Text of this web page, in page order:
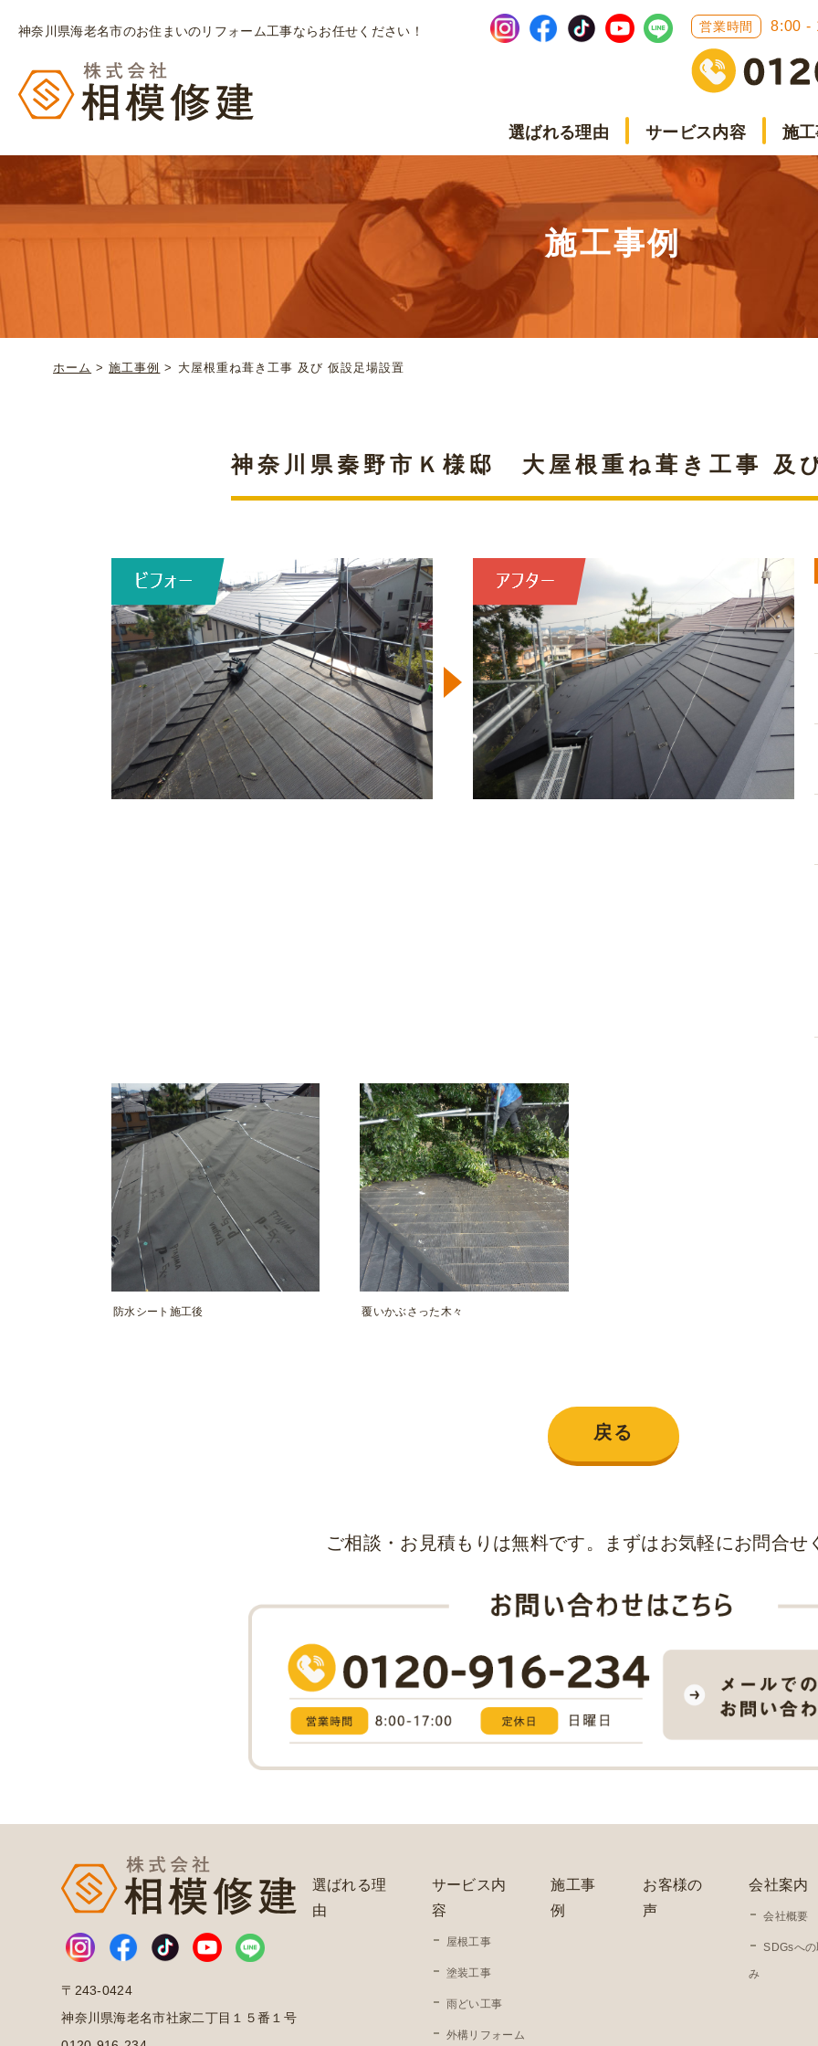
神奈川県海老名市のお住まいのリフォーム工事ならお任せください！ 営業時間 8:00 -
選ばれる理由 サービス内容 施工
施工事例
ホーム >施工事例 > 大屋根重ね葺き工事 及び 仮設足場設置
神奈川県秦野市Ｋ様邸 大屋根重ね葺き工事 及
防水シート施工後 覆いかぶさった木々
戻る
ご相談・お見積もりは無料です。まずはお気軽にお問合せ
〒243-0424
神奈川県海老名市社家二丁目１５番１号
選ばれる理
由
サービス内
容
屋根工事
塗装工事
雨どい工事
外構リフォーム
施工事
例
お客様の
声
会社案内
会社概要
SDGsへの
み